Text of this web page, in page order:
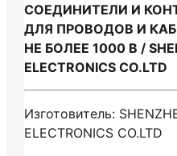
СОЕДИНИТЕЛИ И
ДЛЯ ПРОВОДОВ И
НЕ БОЛЕЕ 1000 В /
ELECTRONICS CO.LTD
Изготовитель:
ELECTRONICS CO.LTD